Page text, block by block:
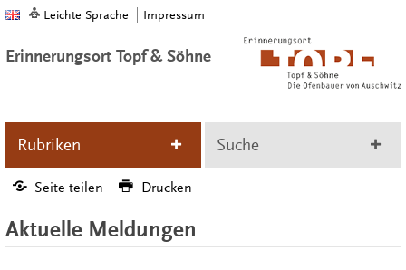
Leichte Sprache Impressum
Erinnerungsort Topf & Söhne
Rubriken Suche
Seite teilen Drucken
Aktuelle Meldungen